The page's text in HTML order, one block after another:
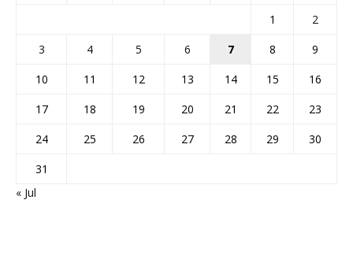
1
2
3
4 5 6 7 8
9
10
11 12 13 14 15
16
17
18 19 20 21 22
23
24
25 26 27 28 29
30
31
« Jul